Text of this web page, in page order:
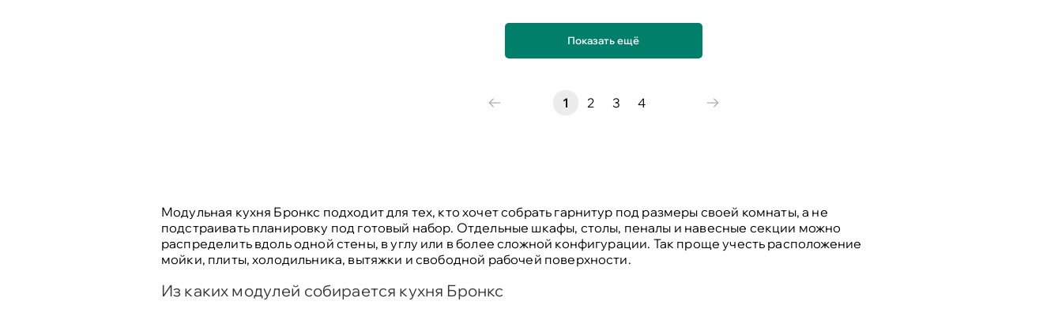
Показать ещё
1 2 3 4
Модульная кухня Бронкс подходит для тех, кто хочет собрать гарнитур под размеры своей комнаты, а не
подстраивать планировку под готовый набор. Отдельные шкафы, столы, пеналы и навесные секции можно
распределить вдоль одной стены, в углу или в более сложной конфигурации. Так проще учесть расположение
мойки, плиты, холодильника, вытяжки и свободной рабочей поверхности.
Из каких модулей собирается кухня Бронкс